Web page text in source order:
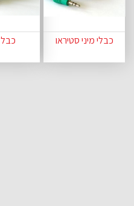
כבלי מיני סטיראו כבל RCA